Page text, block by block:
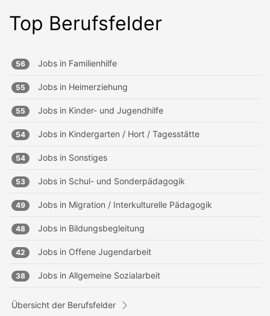
Top Berufsfelder
56 Jobs in Familienhilfe
55 Jobs in Heimerziehung
55 Jobs in Kinder- und Jugendhilfe
54 Jobs in Kindergarten / Hort / Tagesstätte
54 Jobs in Sonstiges
53 Jobs in Schul- und Sonderpädagogik
49 Jobs in Migration / Interkulturelle Pädagogik
48 Jobs in Bildungsbegleitung
42 Jobs in Offene Jugendarbeit
38 Jobs in Allgemeine Sozialarbeit
Übersicht der Berufsfelder